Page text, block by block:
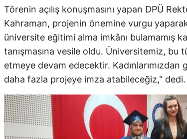
Tekirdağ
Tokat
Trabzon
Tunceli
Şanlıurfa
Uşak
Van
Törenin açılış konuşmasını yapan DPÜ
Kahraman, projenin önemine vurgu
üniversite eğitimi alma imkânı bulamamış
tanışmasına vesile oldu. Üniversitemiz,
etmeye devam edecektir.
daha fazla projeye imza atabileceğiz," dedi.